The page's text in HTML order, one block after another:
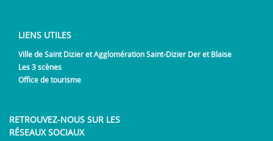
LIENS UTILES
Ville de Saint Dizier et Agglomération Saint-Dizier Der et Blaise
Les 3 scènes
Office de tourisme
RETROUVEZ-NOUS SUR LES
RÉSEAUX SOCIAUX